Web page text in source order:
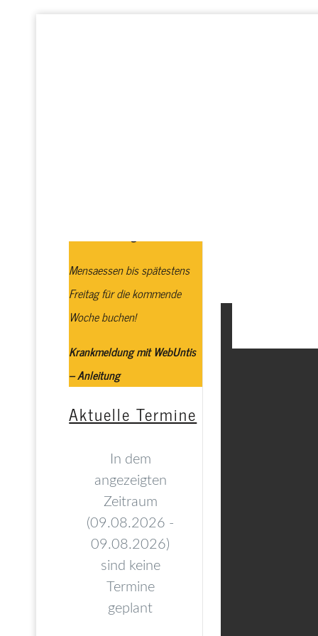
Mensaessen bis spätestens
Freitag für die kommende
Woche buchen!
Krankmeldung mit WebUntis
– Anleitung
Aktuelle Termine